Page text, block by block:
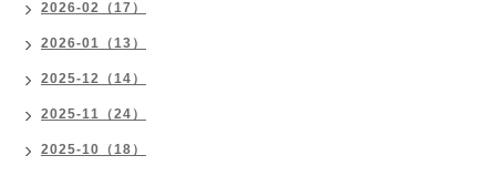
2026-02（17）
2026-01（13）
2025-12（14）
2025-11（24）
2025-10（18）